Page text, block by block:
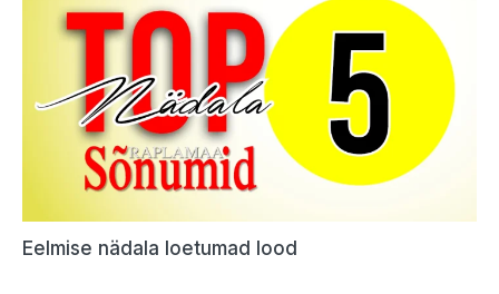
Eelmise nädala loetumad lood